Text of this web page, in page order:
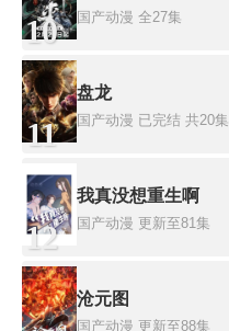
10 国产动漫 全27集
11
盘龙
国产动漫 已完结 共20集
12
我真没想重生啊
国产动漫 更新至81集
沧元图
国产动漫 更新至88集